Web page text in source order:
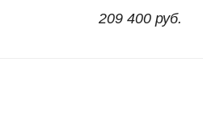
209 400 руб.